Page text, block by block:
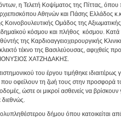
η Τελετή Κοψίματος της Πίττας,
Αθηνών και Πάσης Ελλάδος
Ομάδος της Αξιωματικής
κόσμου και πλήθος κόσμου. Κατά
της Καρδιοαγγειοχειρουργικής
τέκνο της Βασιλεύουσας, αφιχθείς
ΧΑΤΖΗΔΑΚΗΣ.
του έργου τιμήθηκε ιδιαιτέρως
που οφείλουν τη ζωή τους στην προσφορά
ώστε οι μικροί ασθενείς να βρίσκουν
διεθνώς.
δήμου όπου κατοικείται